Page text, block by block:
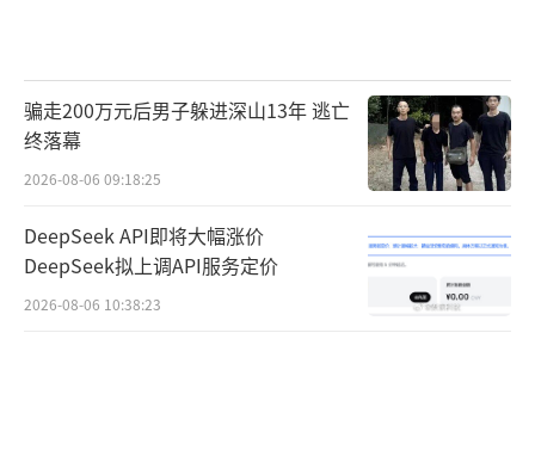
骗走200万元后男子躲进深山13年 逃亡
终落幕
2026-08-06 09:18:25
DeepSeek API即将大幅涨价
DeepSeek拟上调API服务定价
2026-08-06 10:38:23